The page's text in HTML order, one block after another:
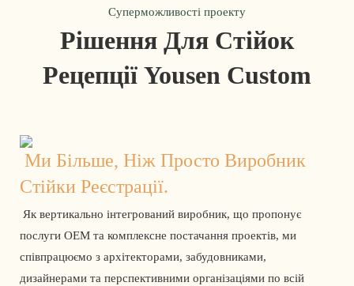
Суперможливості проекту
Рішення Для Стійок
Рецепції Yousen Custom
Ми Більше, Ніж Просто Виробник
Стійки Реєстрації.
послуги OEM та комплексне постачання проектів, ми
співпрацюємо з архітекторами, забудовниками,
дизайнерами та перспективними організаціями по всій